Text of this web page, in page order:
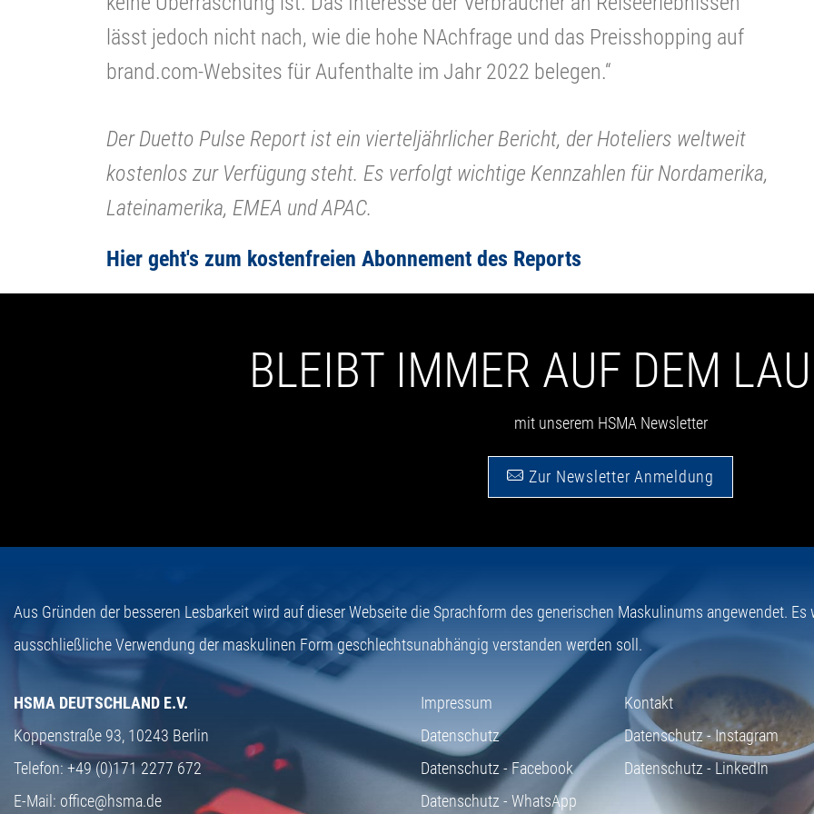
lässt jedoch nicht nach, wie die hohe NAchfrage und das Preisshopping auf
brand.com-Websites für Aufenthalte im Jahr 2022 belegen.“
Der Duetto Pulse Report ist ein vierteljährlicher Bericht, der Hoteliers weltweit
kostenlos zur Verfügung steht. Es verfolgt wichtige Kennzahlen für Nordamerika,
Lateinamerika, EMEA und APAC.
Hier geht's zum kostenfreien Abonnement des Reports
BLEIBT IMMER AUF DEM
mit unserem HSMA Newsletter
Zur Newsletter Anmeldung
Aus Gründen der besseren Lesbarkeit wird auf dieser Webseite die Sprachform des generischen Maskulinums angewendet.
ausschließliche Verwendung der maskulinen Form geschlechtsunabhängig verstanden werden soll.
HSMA DEUTSCHLAND E.V.
Koppenstraße 93, 10243 Berlin
Telefon:+49 (0)171 2277 672
E-Mail: office@hsma.de
Impressum
Kontakt
Datenschutz
Datenschutz - Instagram
Datenschutz - Facebook
Datenschutz - LinkedIn
Datenschutz - WhatsApp